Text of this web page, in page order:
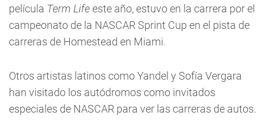
película Term Lifeeste año, estuvo en la carrera por el
campeonato de la NASCAR Sprint Cup en el pista de
carreras de Homestead en Miami.
Otros artistas latinos como Yandel y Sofía Vergara
han visitado los autódromos como invitados
especiales de NASCAR para ver las carreras de autos.